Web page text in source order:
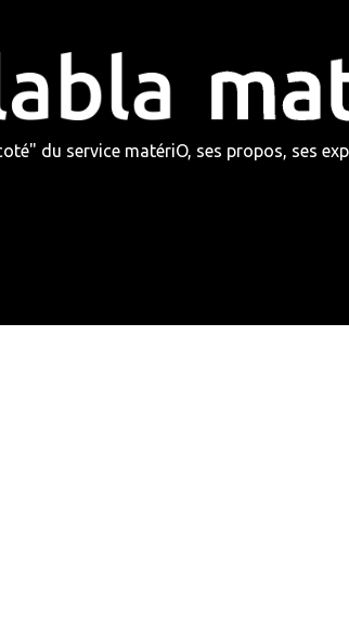
du service matériO, ses propos, ses